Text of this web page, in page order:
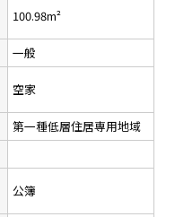
100.98m²
一般
空家
第一種低層住居専用地域
公簿